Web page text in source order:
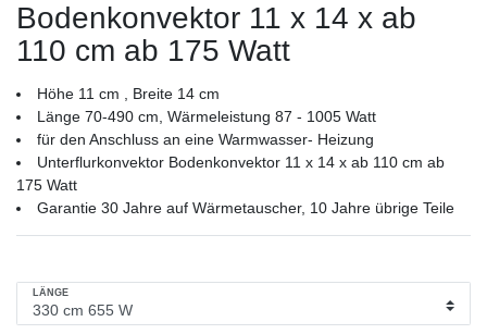
Bodenkonvektor 11 x 14 x ab
110 cm ab 175 Watt
Höhe 11 cm , Breite 14 cm
Länge 70-490 cm, Wärmeleistung 87 - 1005 Watt
für den Anschluss an eine Warmwasser- Heizung
Unterflurkonvektor Bodenkonvektor 11 x 14 x ab 110 cm ab
175 Watt
Garantie 30 Jahre auf Wärmetauscher, 10 Jahre übrige Teile
LÄNGE